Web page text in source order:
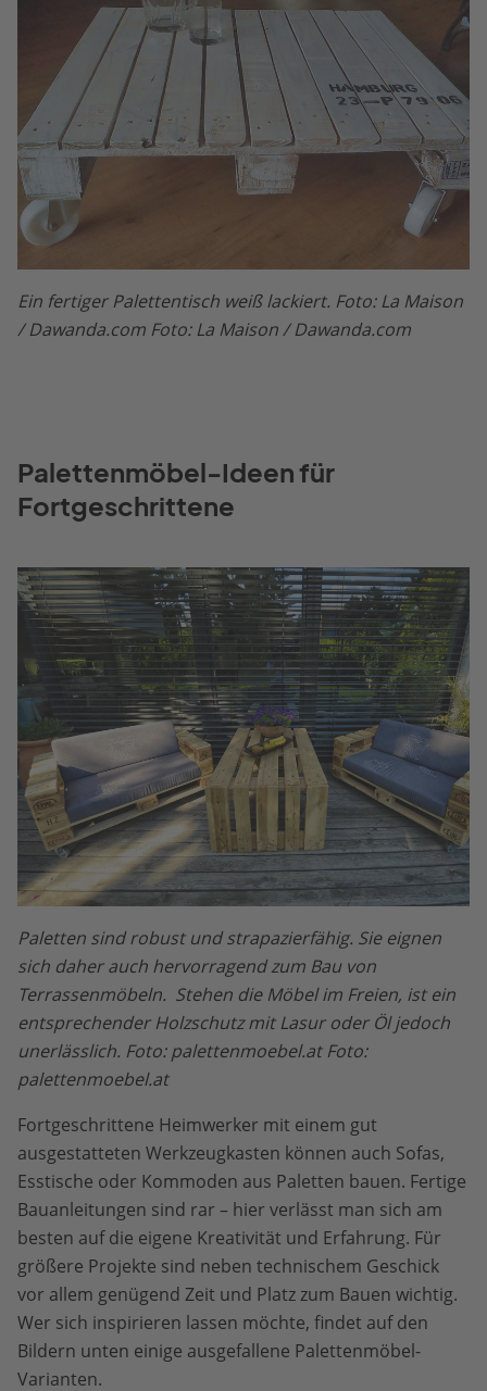
Ein fertiger Palettentisch weiß lackiert. Foto: La Maison
/ Dawanda.com Foto: La Maison / Dawanda.com
Palettenmöbel-Ideen für
Fortgeschrittene
Paletten sind robust und strapazierfähig. Sie eignen
sich daher auch hervorragend zum Bau von
Terrassenmöbeln. Stehen die Möbel im Freien, ist ein
entsprechender Holzschutz mit Lasur oder Öl jedoch
unerlässlich. Foto: palettenmoebel.at Foto:
palettenmoebel.at
Fortgeschrittene Heimwerker mit einem gut
ausgestatteten Werkzeugkasten können auch Sofas,
Esstische oder Kommoden aus Paletten bauen. Fertige
Bauanleitungen sind rar – hier verlässt man sich am
besten auf die eigene Kreativität und Erfahrung. Für
größere Projekte sind neben technischem Geschick
vor allem genügend Zeit und Platz zum Bauen wichtig.
Wer sich inspirieren lassen möchte, findet auf den
Bildern unten einige ausgefallene Palettenmöbel-
Varianten.